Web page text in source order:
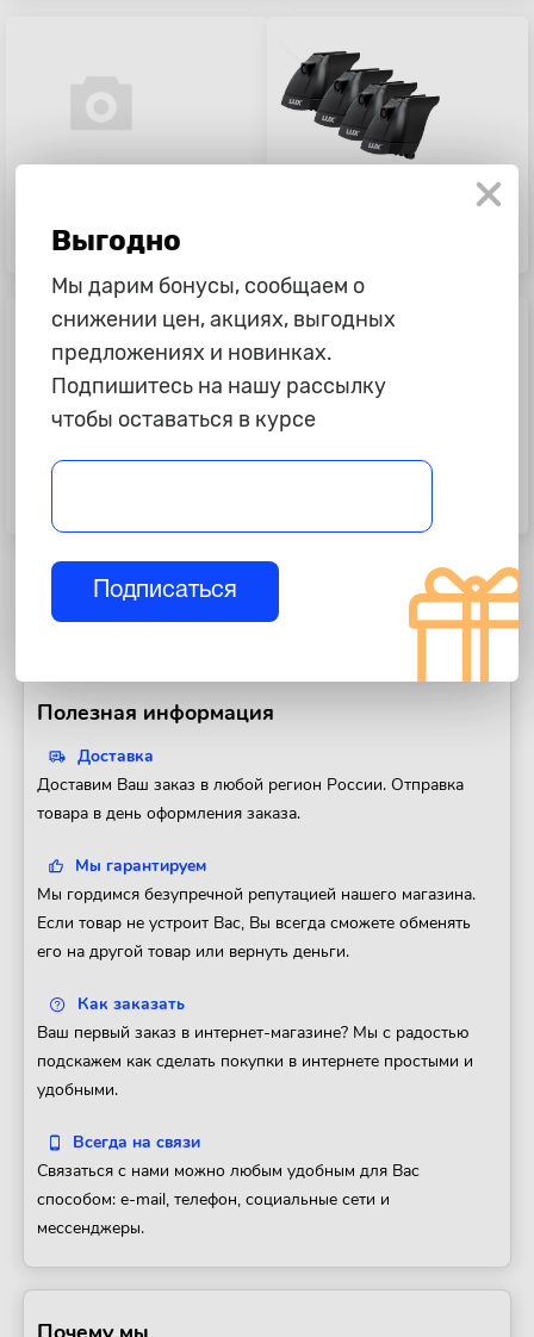
"Дельта", с корзиной, 140 см,
оцинковка
6 995 ₽
Полезная информация
Доставка
Доставим Ваш заказ в любой регион России. Отправка
товара в день оформления заказа.
Мы гарантируем
Мы гордимся безупречной репутацией нашего магазина.
Если товар не устроит Вас, Вы всегда сможете обменять
его на другой товар или вернуть деньги.
Как заказать
Ваш первый заказ в интернет-магазине? Мы с радостью
подскажем как сделать покупки в интернете простыми и
удобными.
Всегда на связи
Связаться с нами можно любым удобным для Вас
способом: e-mail, телефон, социальные сети и
мессенджеры.
Выгодно
Мы дарим бонусы, сообщаем о
снижении цен, акциях, выгодных
предложениях и новинках.
Подпишитесь на нашу рассылку
чтобы оставаться в курсе
Подписаться